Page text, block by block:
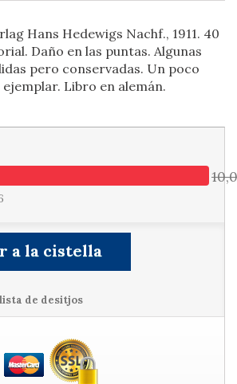
Hans Hedewigs Nachf., 1911. 40
Daño en las puntas. Algunas
pero conservadas. Un poco
Libro en alemán.
a la cistella
de desitjos